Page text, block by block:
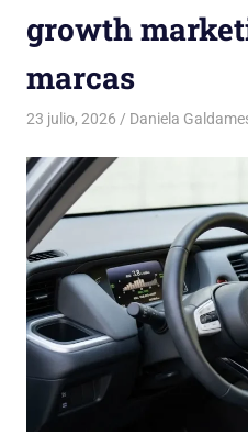
growth
marcas
23 julio, 2026 Daniela